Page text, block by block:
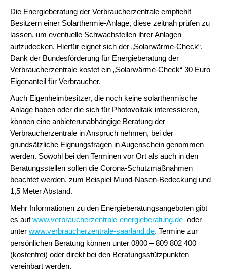
Die Energieberatung der Verbraucherzentrale empfiehlt
Besitzern einer Solarthermie-Anlage, diese zeitnah prüfen zu
lassen, um eventuelle Schwachstellen ihrer Anlagen
aufzudecken. Hierfür eignet sich der „Solarwärme-Check“.
Dank der Bundesförderung für Energieberatung der
Verbraucherzentrale kostet ein „Solarwärme-Check“ 30 Euro
Eigenanteil für Verbraucher.
Auch Eigenheimbesitzer, die noch keine solarthermische
Anlage haben oder die sich für Photovoltaik interessieren,
können eine anbieterunabhängige Beratung der
Verbraucherzentrale in Anspruch nehmen, bei der
grundsätzliche Eignungsfragen in Augenschein genommen
werden. Sowohl bei den Terminen vor Ort als auch in den
Beratungsstellen sollen die Corona-Schutzmaßnahmen
beachtet werden, zum Beispiel Mund-Nasen-Bedeckung und
1,5 Meter Abstand.
Mehr Informationen zu den Energieberatungsangeboten gibt
es aufwww.verbraucherzentrale-energieberatung.de oder
unter www.verbraucherzentrale-saarland.de. Termine zur
persönlichen Beratung können unter 0800 – 809 802 400
(kostenfrei) oder direkt bei den Beratungsstützpunkten
vereinbart werden.